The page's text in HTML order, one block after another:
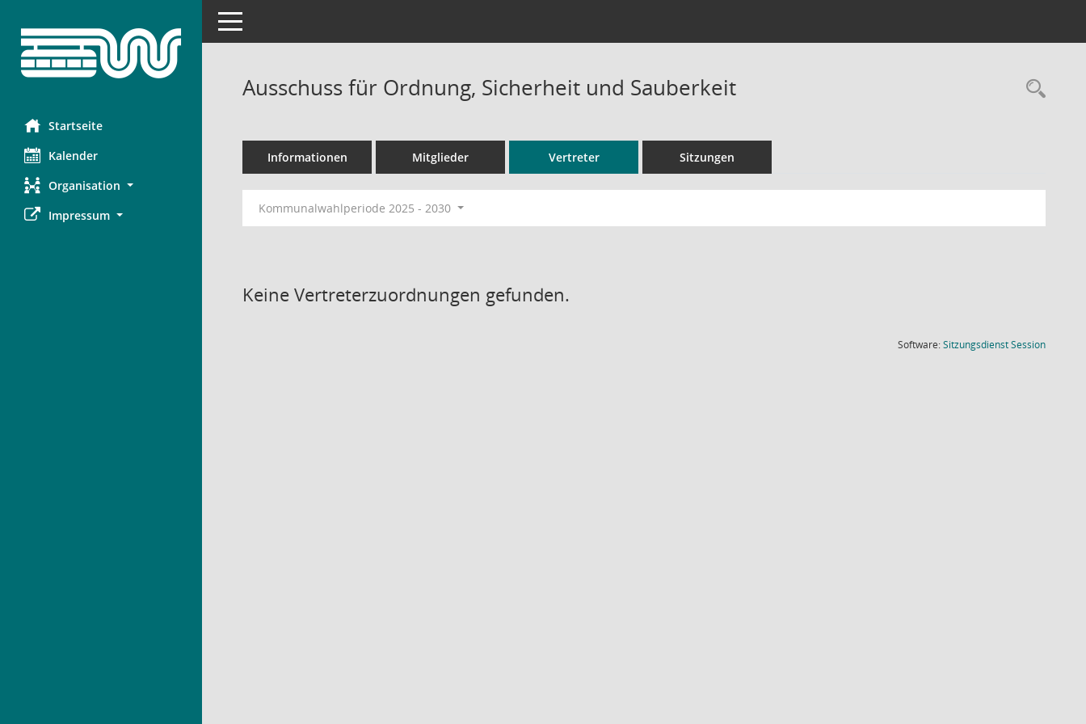
Startseite
Kalender
Organisation
Impressum
Toggle navigation
Ausschuss für Ordnung, Sicherheit und Sauberkeit
Informationen Mitglieder Vertreter Sitzungen
Kommunalwahlperiode 2025 - 2030
Keine Vertreterzuordnungen gefunden.
Software:SitzungsdienstSession(Wird in